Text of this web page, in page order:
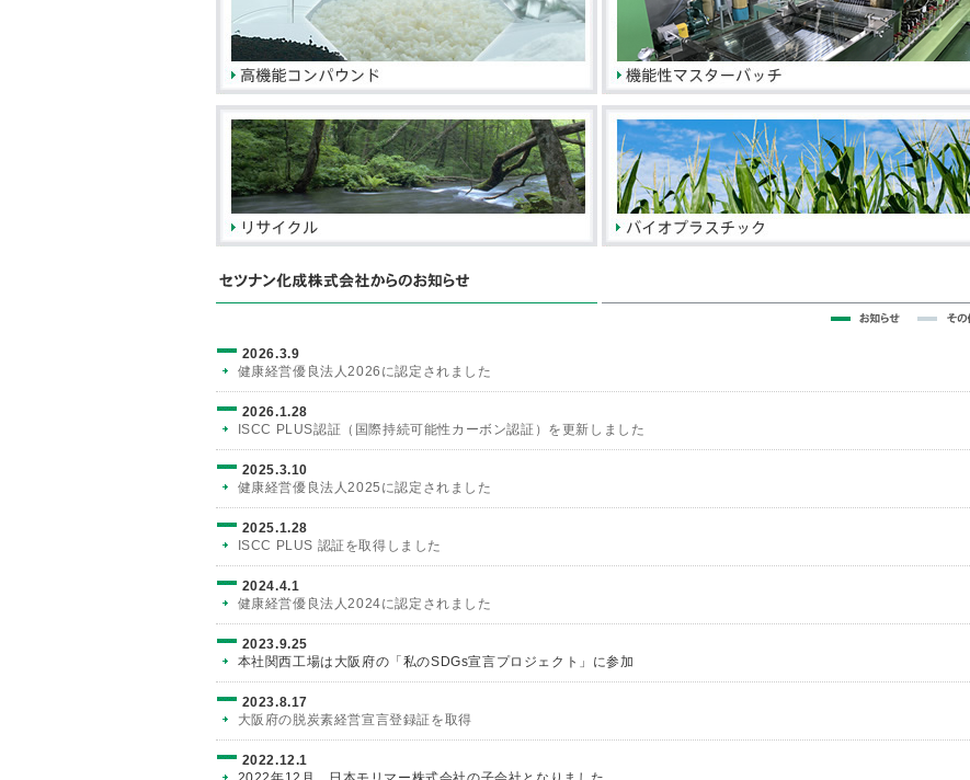
2026.3.9
健康経営優良法人2026に認定されました
2026.1.28
ISCC PLUS認証（国際持続可能性カーボン認証）を更新しました
2025.3.10
健康経営優良法人2025に認定されました
2025.1.28
ISCC PLUS 認証を取得しました
2024.4.1
健康経営優良法人2024に認定されました
2023.9.25
本社関西工場は大阪府の「私のSDGs宣言プロジェクト」に参加
2023.8.17
大阪府の脱炭素経営宣言登録証を取得
2022.12.1